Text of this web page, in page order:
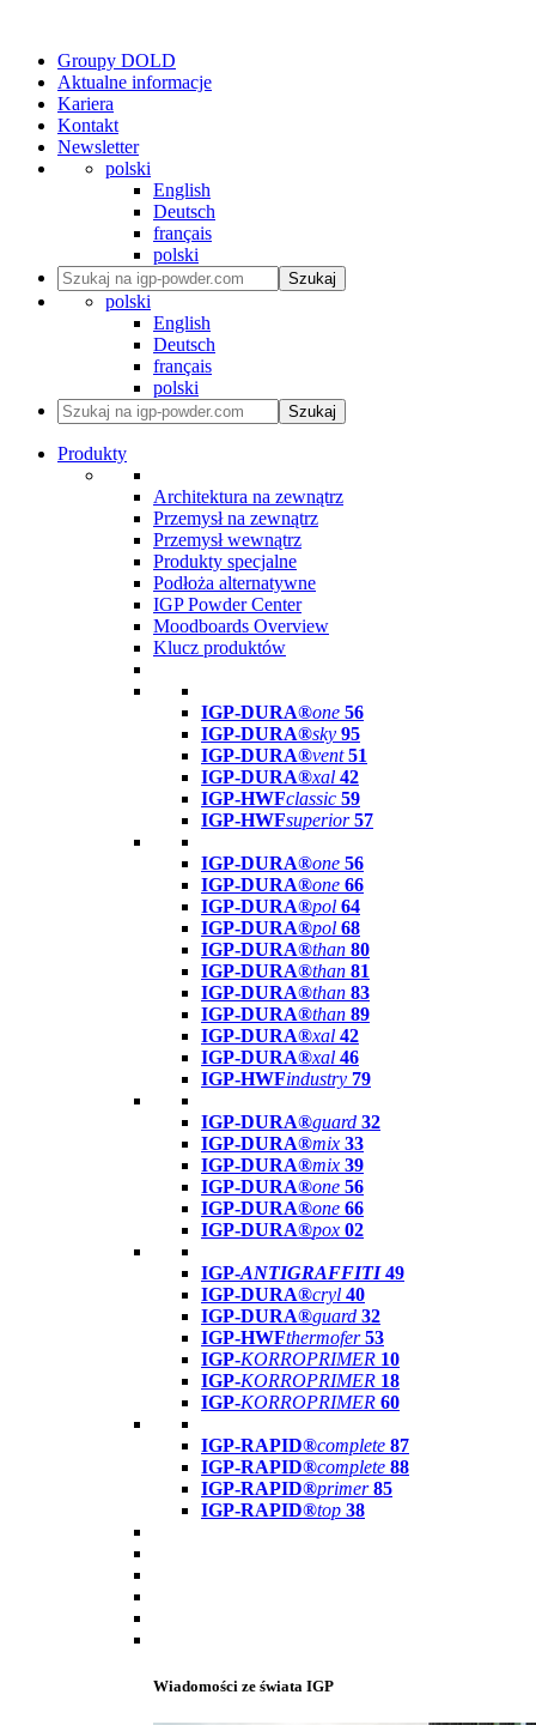
Groupy DOLD
Aktualne informacje
Kariera
Kontakt
Newsletter
polski
English
Deutsch
français
polski
Szukaj
polski
English
Deutsch
français
polski
Szukaj
Produkty
Architektura na zewnątrz
Przemysł na zewnątrz
Przemysł wewnątrz
Produkty specjalne
Podłoża alternatywne
IGP Powder Center
Moodboards Overview
Klucz produktów
IGP-DURA®one 56
IGP-DURA®sky 95
IGP-DURA®vent 51
IGP-DURA®xal 42
IGP-HWFclassic 59
IGP-HWFsuperior 57
IGP-DURA®one 56
IGP-DURA®one 66
IGP-DURA®pol 64
IGP-DURA®pol 68
IGP-DURA®than 80
IGP-DURA®than 81
IGP-DURA®than 83
IGP-DURA®than 89
IGP-DURA®xal 42
IGP-DURA®xal 46
IGP-HWFindustry 79
IGP-DURA®guard 32
IGP-DURA®mix 33
IGP-DURA®mix 39
IGP-DURA®one 56
IGP-DURA®one 66
IGP-DURA®pox 02
IGP-ANTIGRAFFITI49
IGP-DURA®cryl 40
IGP-DURA®guard 32
IGP-HWFthermofer 53
IGP-KORROPRIMER 10
IGP-KORROPRIMER 18
IGP-KORROPRIMER 60
IGP-RAPID®complete 87
IGP-RAPID®complete 88
IGP-RAPID®primer 85
IGP-RAPID®top 38
Wiadomości ze świata IGP